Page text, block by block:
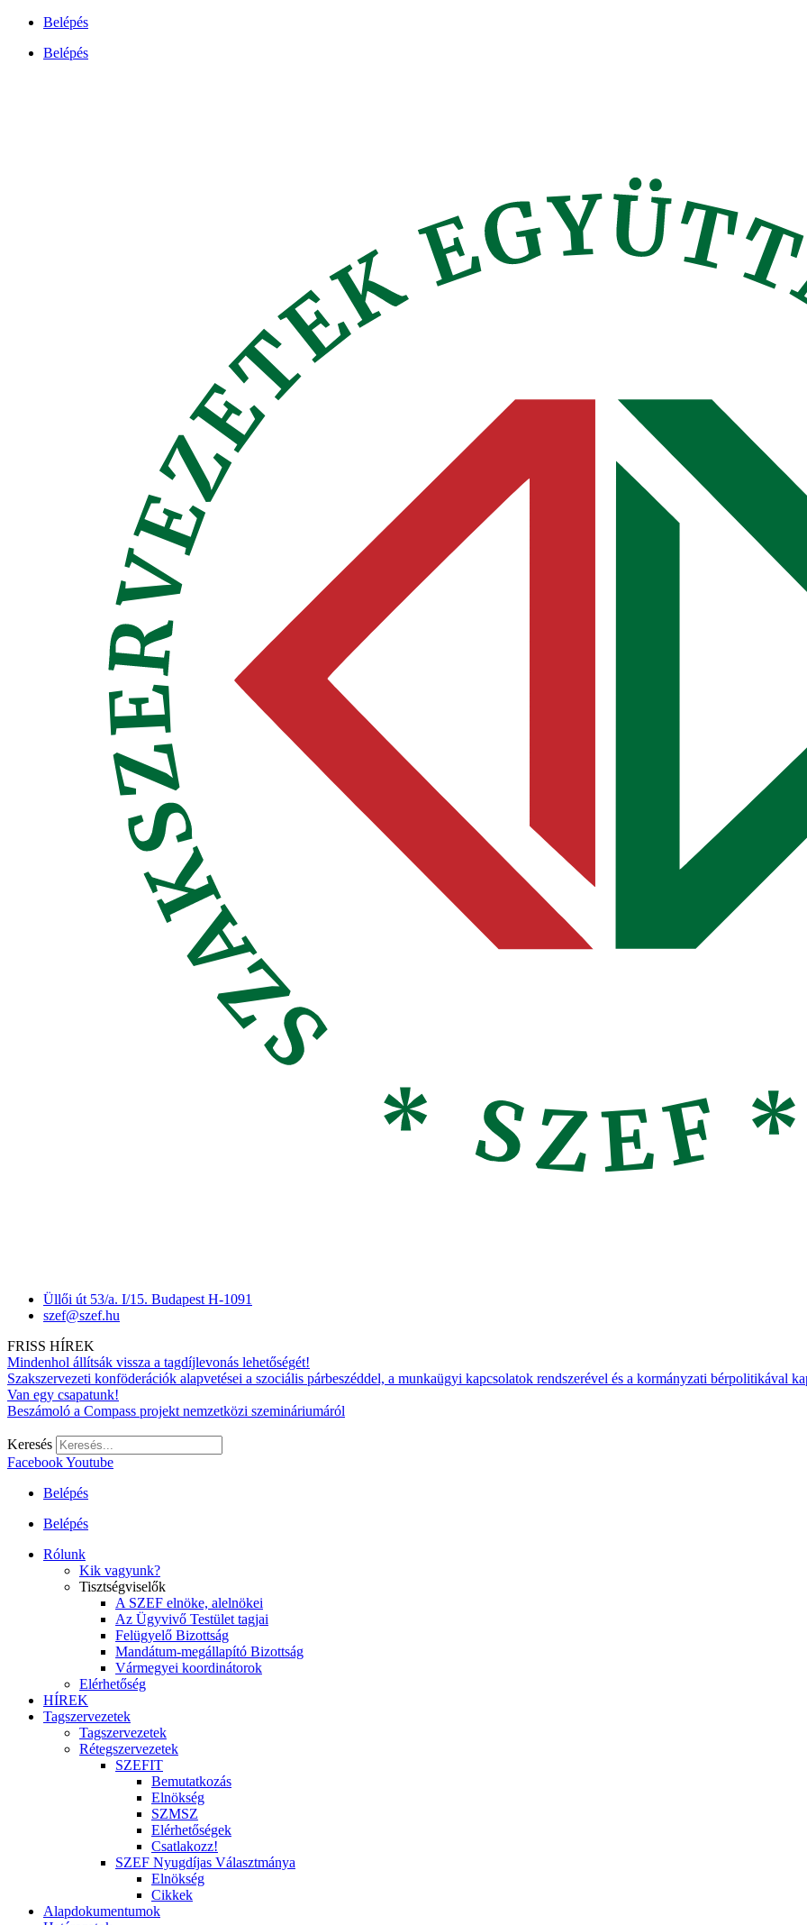
Ugrás
tartalomhoz
Belépés
Belépés
Üllői út 53/a. I/15. Budapest H-1091
szef@szef.hu
FRISS HÍREK
Mindenhol állítsák vissza a tagdíjlevonás lehetőségét!
Szakszervezeti konföderációk alapvetései a szociális párbeszéddel, a munkaügyi kapcsolatok rendszerével és a kormányzati bérpolitikával
Van egy csapatunk!
Beszámoló a Compass projekt nemzetközi szemináriumáról
Keresés
FacebookYoutube
Belépés
Belépés
Rólunk
Kik vagyunk?
Tisztségviselők
A SZEF elnöke, alelnökei
Az Ügyvivő Testület tagjai
Felügyelő Bizottság
Mandátum-megállapító Bizottság
Vármegyei koordinátorok
Elérhetőség
HÍREK
Tagszervezetek
Tagszervezetek
Rétegszervezetek
SZEFIT
Bemutatkozás
Elnökség
SZMSZ
Elérhetőségek
Csatlakozz!
SZEF Nyugdíjas Választmánya
Elnökség
Cikkek
Alapdokumentumok